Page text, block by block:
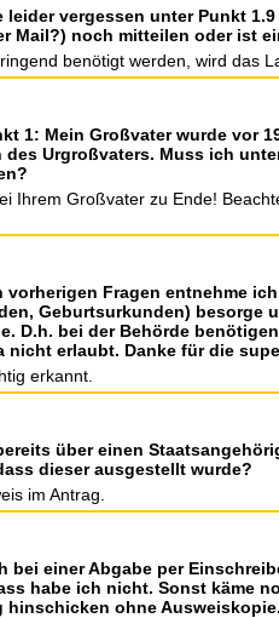
leider vergessen unter Punkt
Mail?) noch mitteilen oder ist
benötigt werden, wird das
1: Mein Großvater wurde vor
des Urgroßvaters. Muss ich
Ihrem Großvater zu Ende!
vorherigen Fragen entnehme
Geburtsurkunden) besorge
D.h. bei der Behörde
erlaubt. Danke für die
erkannt.
über einen
dieser ausgestellt wurde?
im Antrag.
bei einer Abgabe per
habe ich nicht. Sonst käme
hinschicken ohne